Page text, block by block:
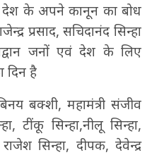
के अपने कानून का बोध
प्रसाद, सचिदानंद सिन्हा
जनों एवं देश के लिए
दिन है
बक्शी, महामंत्री संजीव
टींकू सिन्हा,नीलू सिन्हा,
सिन्हा, दीपक, देवेन्द्र